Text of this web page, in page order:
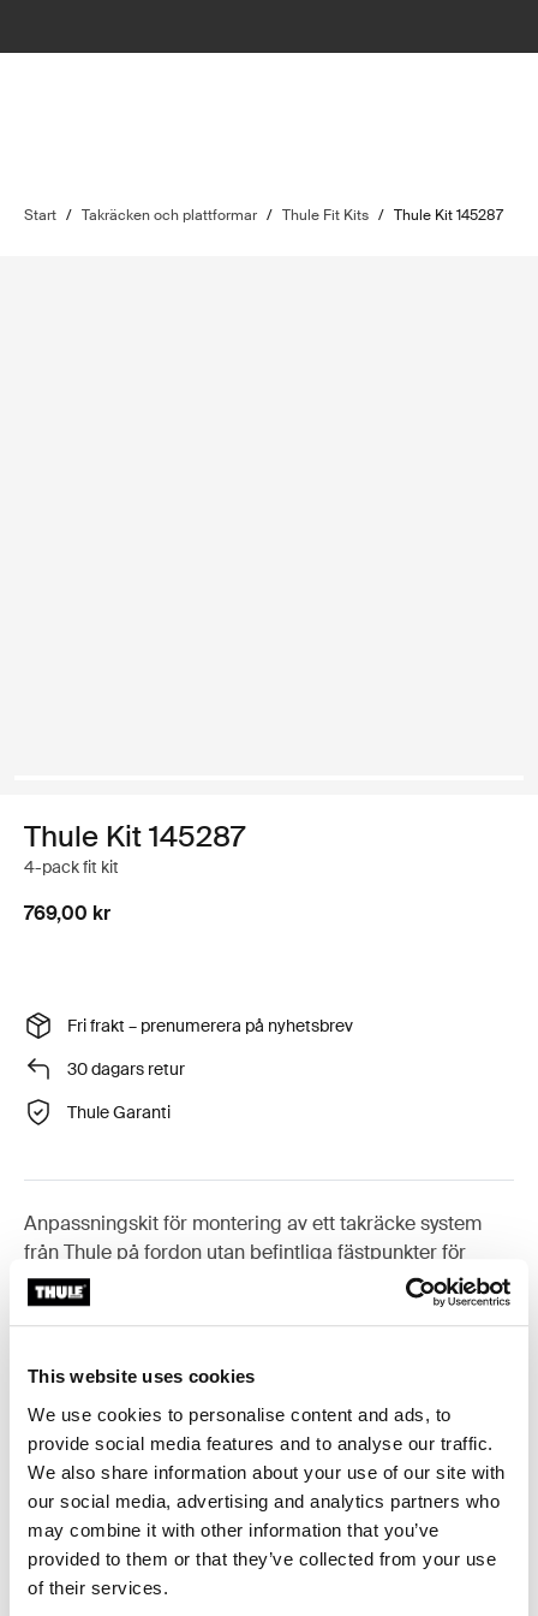
This website uses cookies
We use cookies to personalise content and ads, to
provide social media features and to analyse our traffic.
We also share information about your use of our site with
our social media, advertising and analytics partners who
may combine it with other information that you’ve
provided to them or that they’ve collected from your use
of their services.
Start / Takräcken och plattformar / Thule Fit Kits / Thule Kit 145287
Thule Kit 145287
4-pack fit kit
769,00 kr
Fri frakt – prenumerera på nyhetsbrev
30 dagars retur
Thule Garanti
Anpassningskit för montering av ett takräcke system
från Thule på fordon utan befintliga fästpunkter för
takräcke eller fabriksmonterade räcken.
Toggle features
Alla funktioner
Toggle techspec
Tekniska specifikationer
Toggle guides and instructions
Instruktioner